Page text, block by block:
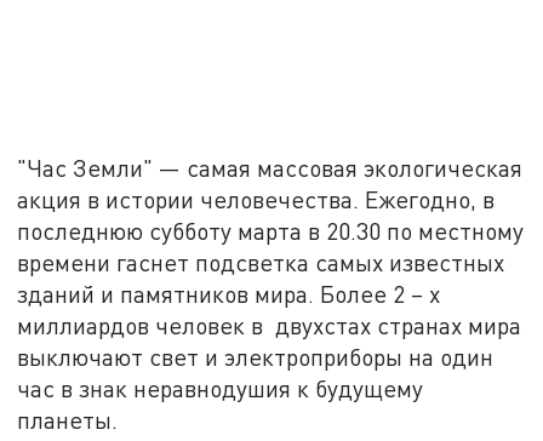
"Час Земли" — самая массовая экологическая
акция в истории человечества. Ежегодно, в
последнюю субботу марта в 20.30 по местному
времени гаснет подсветка самых известных
зданий и памятников мира. Более 2 – х
миллиардов человек в двухстах странах мира
выключают свет и электроприборы на один
час в знак неравнодушия к будущему
планеты.